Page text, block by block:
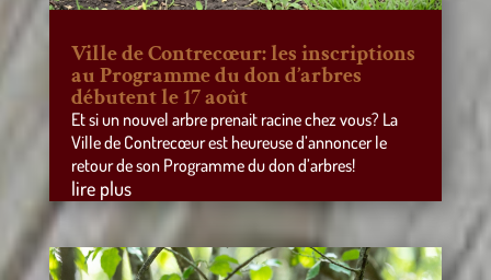
Ville de Contrecœur: les inscriptions
au Programme du don d’arbres
débutent le 17 août
Et si un nouvel arbre prenait racine chez vous? La
Ville de Contrecœur est heureuse d’annoncer le
retour de son Programme du don d’arbres!
lire plus